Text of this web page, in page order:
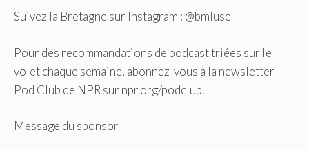
Suivez la Bretagne sur Instagram : @bmluse
Pour des recommandations de podcast triées sur le
volet chaque semaine, abonnez-vous à la newsletter
Pod Club de NPR sur npr.org/podclub.
Message du sponsor